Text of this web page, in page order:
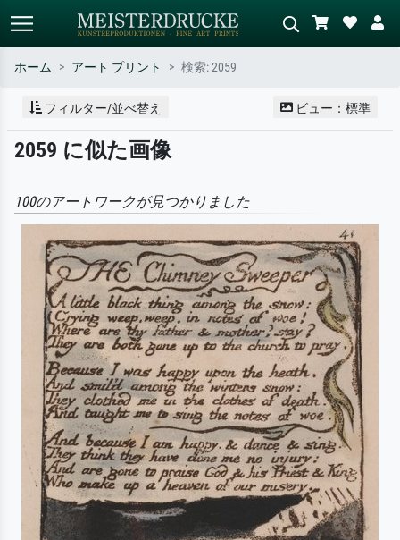
標準検索 AI画像検索
作家名・作品名・スタイルで検索
– 例：モネ、星月夜、印象派、北
シーンを説明してください – 例：
ホーム アート プリント 検索: 2059
フィルター/並べ替え ビュー：標準
2059 に似た画像
100のアートワークが見つかりました